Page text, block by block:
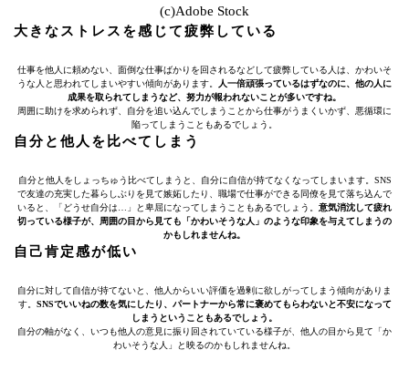
(c)Adobe Stock
大きなストレスを感じて疲弊している
仕事を他人に頼めない、面倒な仕事ばかりを回されるなどして疲弊している人は、かわいそ
うな人と思われてしまいやすい傾向があります。
人一倍頑張っているはずなのに、他の人に
成果を取られてしまうなど、努力が報われないことが多いですね。
周囲に助けを求められず、自分を追い込んでしまうことから仕事がうまくいかず、悪循環に
陥ってしまうこともあるでしょう。
自分と他人を比べてしまう
自分と他人をしょっちゅう比べてしまうと、自分に自信が持てなくなってしまいます。SNS
で友達の充実した暮らしぶりを見て嫉妬したり、職場で仕事ができる同僚を見て落ち込んで
いると、「どうせ自分は…」と卑屈になってしまうこともあるでしょう。 意気消沈して疲れ
切っている様子が、周囲の目から見ても「かわいそうな人」のような印象を与えてしまうの
かもしれませんね。
自己肯定感が低い
自分に対して自信が持てないと、他人からいい評価を過剰に欲しがってしまう傾向がありま
す。 SNSでいいねの数を気にしたり、パートナーから常に褒めてもらわないと不安になって
しまうということもあるでしょう。
自分の軸がなく、いつも他人の意見に振り回されていている様子が、他人の目から見て「か
わいそうな人」と映るのかもしれませんね。